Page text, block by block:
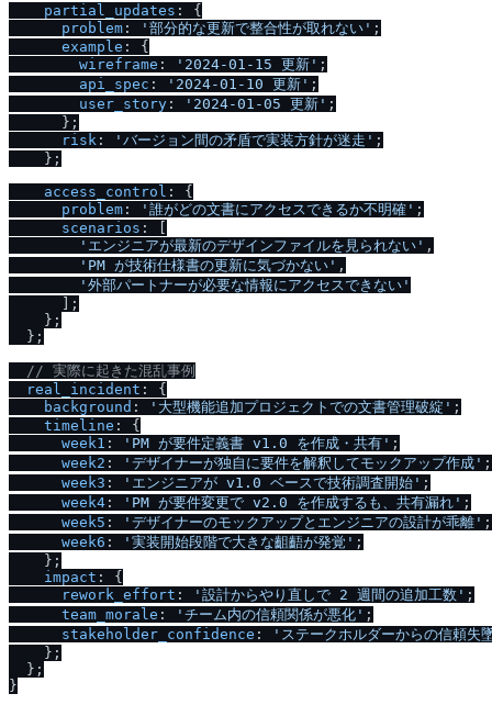
partial_updates : {
problem : '部分的な更新で整合性が取れない' ;
example : {
wireframe : '2024-01-15 更新' ;
api_spec : '2024-01-10 更新' ;
user_story : '2024-01-05 更新' ;
      };
risk : 'バージョン間の矛盾で実装方針が迷走' ;
    };
access_control : {
problem : '誰がどの文書にアクセスできるか不明確' ;
scenarios : [
'エンジニアが最新のデザインファイルを見られない' ,
'PM が技術仕様書の更新に気づかない' ,
'外部パートナーが必要な情報にアクセスできない'
      ];
    };
  };
/ / 実際に起きた混乱事例
real_incident : {
background : '大型機能追加プロジェクトでの文書管理破綻' ;
timeline : {
week1 : 'PM が要件定義書 v1.0 を作成・共有' ;
week2 : 'デザイナーが独自に要件を解釈してモックアップ作成' ;
week3 : 'エンジニアが v1.0 ベースで技術調査開始' ;
week4 : 'PM が要件変更で v2.0 を作成するも、共有漏れ' ;
week5 : 'デザイナーのモックアップとエンジニアの設計が乖離' ;
week6 : '実装開始段階で大きな齟齬が発覚' ;
    };
impact : {
rework_effort : '設計からやり直しで 2 週間の追加工数' ;
team_morale : 'チーム内の信頼関係が悪化' ;
stakeholder_confidence :
'ステークホルダーからの信頼失
    };
  };